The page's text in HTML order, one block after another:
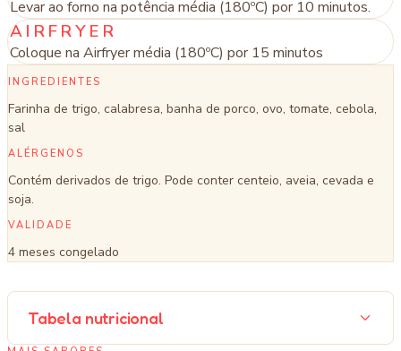
Levar ao forno na potência média (180ºC) por 10 minutos.
AIRFRYER
Coloque na Airfryer média (180ºC) por 15 minutos
INGREDIENTES
Farinha de trigo, calabresa, banha de porco, ovo, tomate, cebola,
sal
ALÉRGENOS
Contém derivados de trigo. Pode conter centeio, aveia, cevada e
soja.
VALIDADE
4 meses congelado
Tabela nutricional